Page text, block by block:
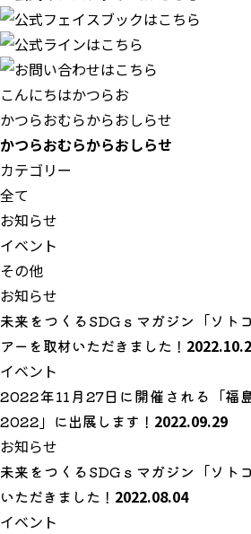
こんにちはかつらお
かつらおむらからおしらせ
かつらおむらからおしらせ
カテゴリー
全て
お知らせ
イベント
その他
お知らせ
未来をつくるSDGｓマガジン「ソト
アーを取材いただきました！
イベント
2022年11月27日に開催される「福
2022」に出展します！ 2022.09.29
お知らせ
未来をつくるSDGｓマガジン「ソト
いただきました！ 2022.08.04
イベント